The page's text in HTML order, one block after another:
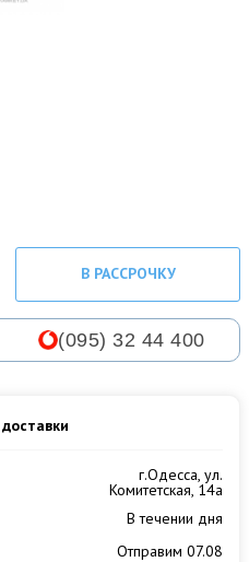
В РАССРОЧКУ
(095) 32 44 400
г.Одесса, ул.
Комитетская, 14а
В течении дня
Отправим 07.08